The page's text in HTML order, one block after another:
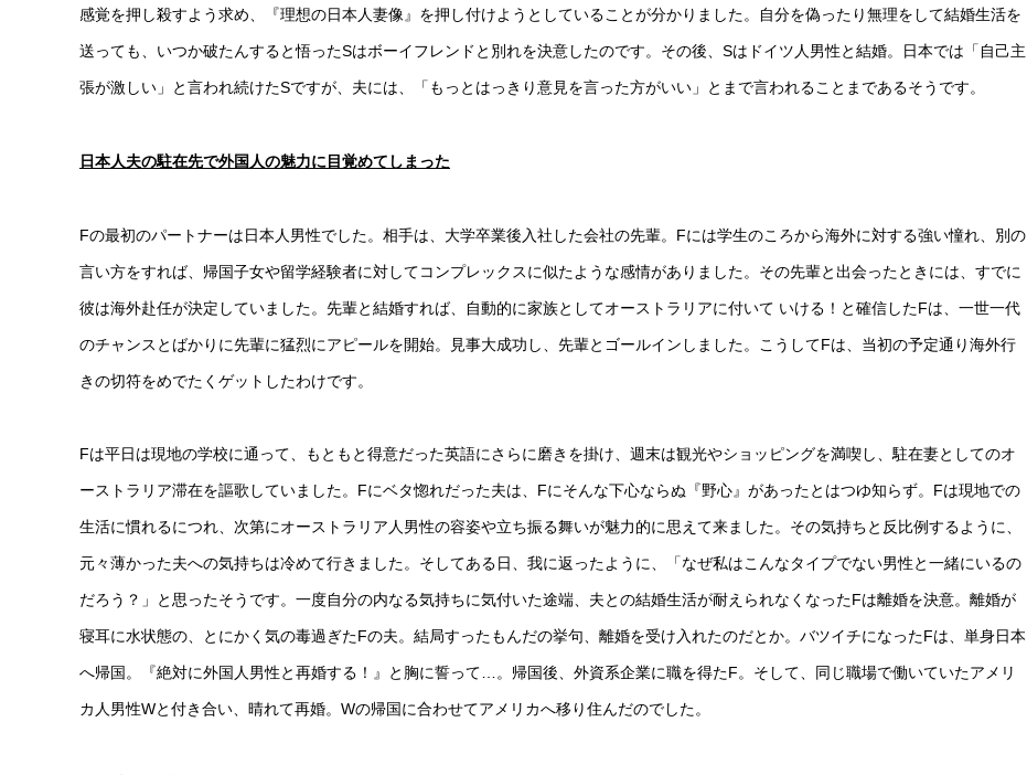
感覚を押し殺すよう求め、『理想の日本人妻像』を押し付けようとしていることが分かりました。自分を偽ったり無理をして結婚生活を
送っても、いつか破たんすると悟ったSはボーイフレンドと別れを決意したのです。その後、Sはドイツ人男性と結婚。日本では「自己主
張が激しい」と言われ続けたSですが、夫には、「もっとはっきり意見を言った方がいい」とまで言われることまであるそうです。
日本人夫の駐在先で外国人の魅力に目覚めてしまった
Fの最初のパートナーは日本人男性でした。相手は、大学卒業後入社した会社の先輩。Fには学生のころから海外に対する強い憧れ、別の
言い方をすれば、帰国子女や留学経験者に対してコンプレックスに似たような感情がありました。その先輩と出会ったときには、すでに
彼は海外赴任が決定していました。先輩と結婚すれば、自動的に家族としてオーストラリアに付いて いける！と確信したFは、一世一代
のチャンスとばかりに先輩に猛烈にアピールを開始。見事大成功し、先輩とゴールインしました。こうしてFは、当初の予定通り海外行
きの切符をめでたくゲットしたわけです。
Fは平日は現地の学校に通って、もともと得意だった英語にさらに磨きを掛け、週末は観光やショッピングを満喫し、駐在妻としてのオ
ーストラリア滞在を謳歌していました。Fにベタ惚れだった夫は、Fにそんな下心ならぬ『野心』があったとはつゆ知らず。Fは現地での
生活に慣れるにつれ、次第にオーストラリア人男性の容姿や立ち振る舞いが魅力的に思えて来ました。その気持ちと反比例するように、
元々薄かった夫への気持ちは冷めて行きました。そしてある日、我に返ったように、「なぜ私はこんなタイプでない男性と一緒にいるの
だろう？」と思ったそうです。一度自分の内なる気持ちに気付いた途端、夫との結婚生活が耐えられなくなったFは離婚を決意。離婚が
寝耳に水状態の、とにかく気の毒過ぎたFの夫。結局すったもんだの挙句、離婚を受け入れたのだとか。バツイチになったFは、単身日本
へ帰国。『絶対に外国人男性と再婚する！』と胸に誓って…。帰国後、外資系企業に職を得たF。そして、同じ職場で働いていたアメリ
カ人男性Wと付き合い、晴れて再婚。Wの帰国に合わせてアメリカへ移り住んだのでした。